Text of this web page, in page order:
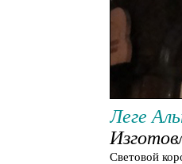
Леге
Световой